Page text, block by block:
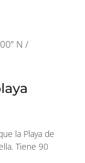
N /
la Playa de
Tiene 90